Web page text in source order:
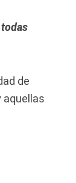
de
aquellas